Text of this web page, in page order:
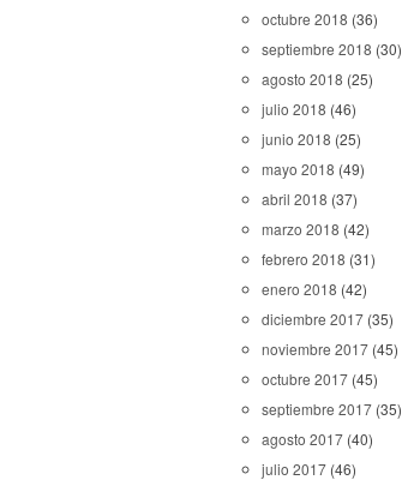
octubre 2018 (36)
septiembre 2018 (30)
agosto 2018 (25)
julio 2018 (46)
junio 2018 (25)
mayo 2018 (49)
abril 2018 (37)
marzo 2018 (42)
febrero 2018 (31)
enero 2018 (42)
diciembre 2017 (35)
noviembre 2017 (45)
octubre 2017 (45)
septiembre 2017 (35)
agosto 2017 (40)
julio 2017 (46)